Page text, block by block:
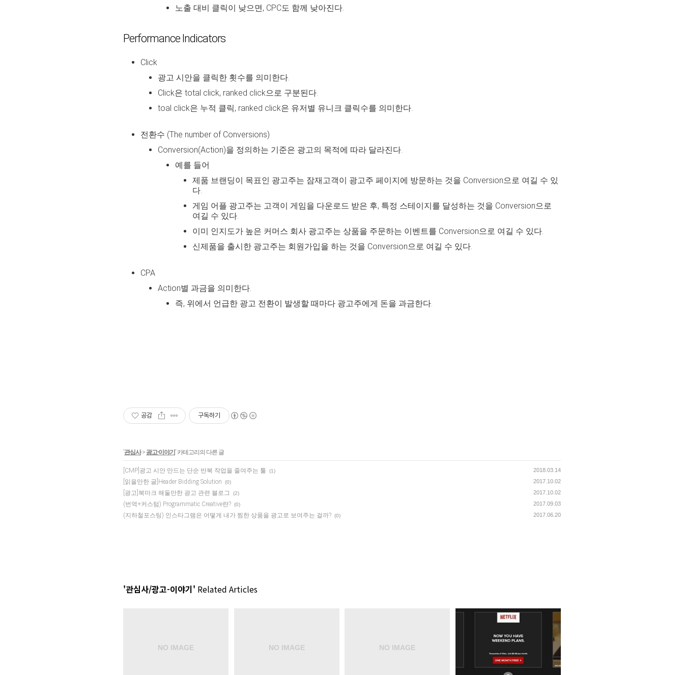
노출 대비 클릭이 낮으면, CPC도 함께 낮아진다.
Performance Indicators
Click
광고 시안을 클릭한 횟수를 의미한다.
Click은 total click, ranked click으로 구분된다.
toal click은 누적 클릭, ranked click은 유저별 유니크 클릭수를 의미한다.
전환수 (The number of Conversions)
Conversion(Action)을 정의하는 기준은 광고의 목적에 따라 달라진다.
예를 들어
제품 브랜딩이 목표인 광고주는 잠재고객이 광고주 페이지에 방문하는 것을 Conversion으로 여길 수 있
다.
게임 어플 광고주는 고객이 게임을 다운로드 받은 후, 특정 스테이지를 달성하는 것을 Conversion으로
여길 수 있다.
이미 인지도가 높은 커머스 회사 광고주는 상품을 주문하는 이벤트를 Conversion으로 여길 수 있다.
신제품을 출시한 광고주는 회원가입을 하는 것을 Conversion으로 여길 수 있다.
CPA
Action별 과금을 의미한다.
즉, 위에서 언급한 광고 전환이 발생할 때마다 광고주에게 돈을 과금한다.
공감 구독하기
'관심사> 광고-이야기' 카테고리의 다른 글
[CMP]광고 시안 만드는 단순 반복 작업을 줄여주는 툴 (1) 2018.03.14
[읽을만한 글]Header Bidding Solution (0) 2017.10.02
[광고]북마크 해둘만한 광고 관련 블로그 (2) 2017.10.02
(번역+커스텀) Programmatic Creative란? (0) 2017.09.03
(지하철포스팅) 인스타그램은 어떻게 내가 찜한 상품을 광고로 보여주는 걸까? (0) 2017.06.20
'관심사/광고-이야기' Related Articles